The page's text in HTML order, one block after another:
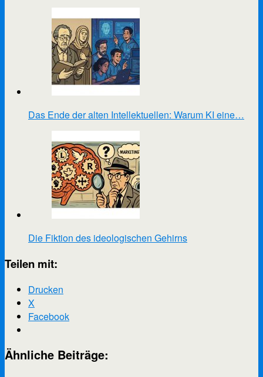
Das Ende der alten Intellektuellen: Warum KI eine…
Die Fiktion des ideologischen Gehirns
Teilen mit:
Drucken
X
Facebook
Ähnliche Beiträge: